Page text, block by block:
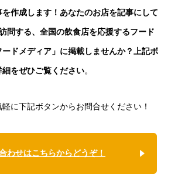
作成します！あなたのお店を記事にして
問する、全国の飲食店を応援するフード
ードメディア」に掲載しませんか？上記ボ
をぜひご覧ください。
に下記ボタンからお問合せください！
わせはこちらからどうぞ！